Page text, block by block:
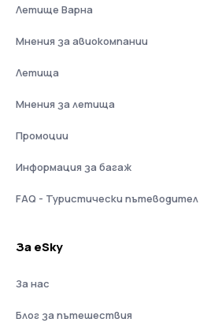
Летище Варна
Мнения за авиокомпании
Летища
Мнения за летища
Промоции
Информация за багаж
FAQ - Туристически пътеводител
За eSky
За нас
Блог за пътешествия